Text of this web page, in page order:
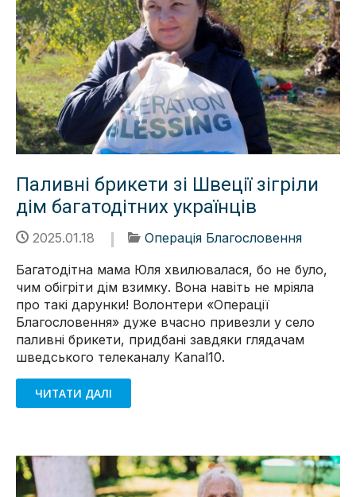
Паливні брикети зі Швеції зігріли
дім багатодітних українців
2025.01.18
Операція Благословення
Багатодітна мама Юля хвилювалася, бо не було,
чим обігріти дім взимку. Вона навіть не мріяла
про такі дарунки! Волонтери «Операції
Благословення» дуже вчасно привезли у село
паливні брикети, придбані завдяки глядачам
шведського телеканалу Kanal10.
ЧИТАТИ ДАЛІ